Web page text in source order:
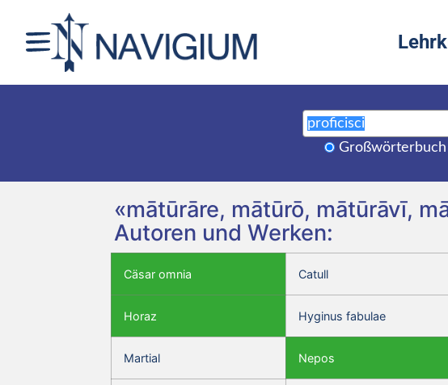
Großwörterbuch
«mātūrāre, mātūrō, mātūrāvī,
Autoren und Werken:
Cäsar omnia Catull
Horaz Hyginus fabulae
Martial Nepos